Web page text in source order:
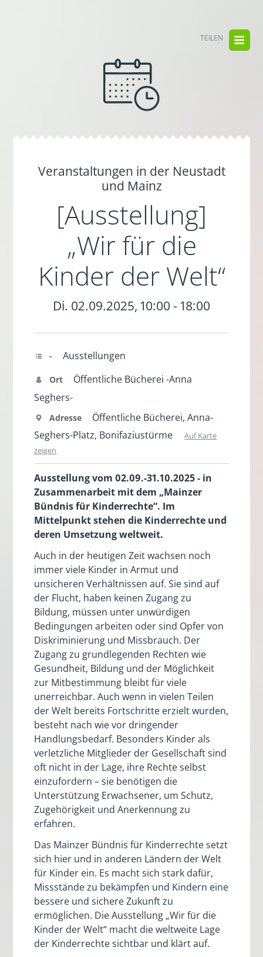
TEILEN
Veranstaltungen in der Neustadt
und Mainz
[Ausstellung]
„Wir für die
Kinder der Welt“
Di. 02.09.2025, 10:00 - 18:00
- Ausstellungen
Ort
Öffentliche Bücherei -Anna
Seghers-
Adresse
Öffentliche Bücherei, Anna-
Seghers-Platz, Bonifaziustürme
Auf Karte
zeigen
Ausstellung vom 02.09.-31.10.2025 - in
Zusammenarbeit mit dem „Mainzer
Bündnis für Kinderrechte“. Im
Mittelpunkt stehen die Kinderrechte und
deren Umsetzung weltweit.
Auch in der heutigen Zeit wachsen noch
immer viele Kinder in Armut und
unsicheren Verhältnissen auf. Sie sind auf
der Flucht, haben keinen Zugang zu
Bildung, müssen unter unwürdigen
Bedingungen arbeiten oder sind Opfer von
Diskriminierung und Missbrauch. Der
Zugang zu grundlegenden Rechten wie
Gesundheit, Bildung und der Möglichkeit
zur Mitbestimmung bleibt für viele
unerreichbar. Auch wenn in vielen Teilen
der Welt bereits Fortschritte erzielt wurden,
besteht nach wie vor dringender
Handlungsbedarf. Besonders Kinder als
verletzliche Mitglieder der Gesellschaft sind
oft nicht in der Lage, ihre Rechte selbst
einzufordern – sie benötigen die
Unterstützung Erwachsener, um Schutz,
Zugehörigkeit und Anerkennung zu
erfahren.
Das Mainzer Bündnis für Kinderrechte setzt
sich hier und in anderen Ländern der Welt
für Kinder ein. Es macht sich stark dafür,
Missstände zu bekämpfen und Kindern eine
bessere und sichere Zukunft zu
ermöglichen. Die Ausstellung „Wir für die
Kinder der Welt“ macht die weltweite Lage
der Kinderrechte sichtbar und klärt auf.